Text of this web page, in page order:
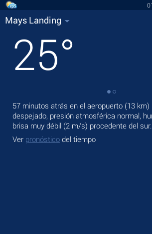
Mays Landing
25°
57 minutos atrás en el aeropuerto (13 km)
despejado, presión atmosférica normal,
brisa muy débil (2 m/s) procedente del sur.
Ver pronóstico del tiempo